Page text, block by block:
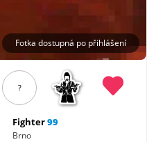
Fotka dostupná po přihlášení
?
Fighter99
Brno